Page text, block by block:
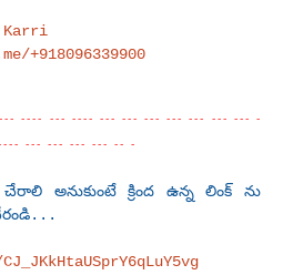
Karri
+918096339900
---- --- ---- --- --- --- --- --- --- --- -
--- --- --- --- -- -
అనుకుంటే క్రింద ఉన్న లింక్ ను